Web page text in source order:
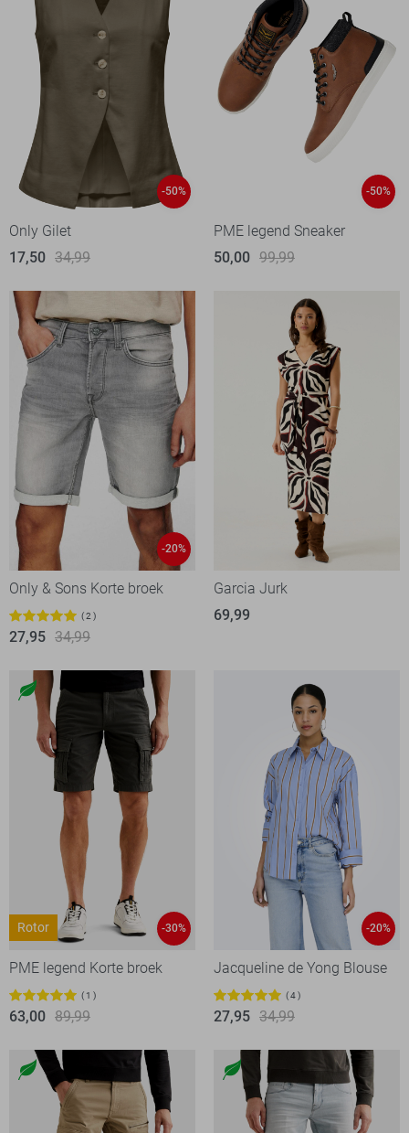
-50%
Only Gilet
17,50 34,99
-50%
PME legend Sneaker
50,00 99,99
-20%
Only & Sons Korte broek
2
27,95 34,99
Garcia Jurk
69,99
Rotor -30%
PME legend Korte broek
1
63,00 89,99
-20%
Jacqueline de Yong Blouse
4
27,95 34,99